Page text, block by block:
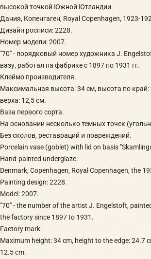
высокой точкой Южной Ютландии.
Дания, Копенгаген, Royal Copenhagen, 1923-
Дизайн росписи: 2228.
Номер модели: 2007.
"70" - порядковый номер художника J.
вазу, работал на фабрике с 1897 по 1931 гг.
Клеймо производителя.
Максимальная высота: 34 см, высота по край:
верха: 12,5 см.
Ваза первого сорта.
На основании несколько темных точек
Без сколов, реставраций и повреждений.
Porcelain vase (goblet​) with lid on basis​
Hand-painted underglaze.
Denmark, Copenhagen, Royal Copenhagen, the
Painting design: 2228.
Model: 2007.
"70" - the number of the artist J. Engelstoft,
the factory since 1897 to 1931.
Factory mark.
Maximum height: 34 cm, height to the edge: 24.7
12.5 cm.